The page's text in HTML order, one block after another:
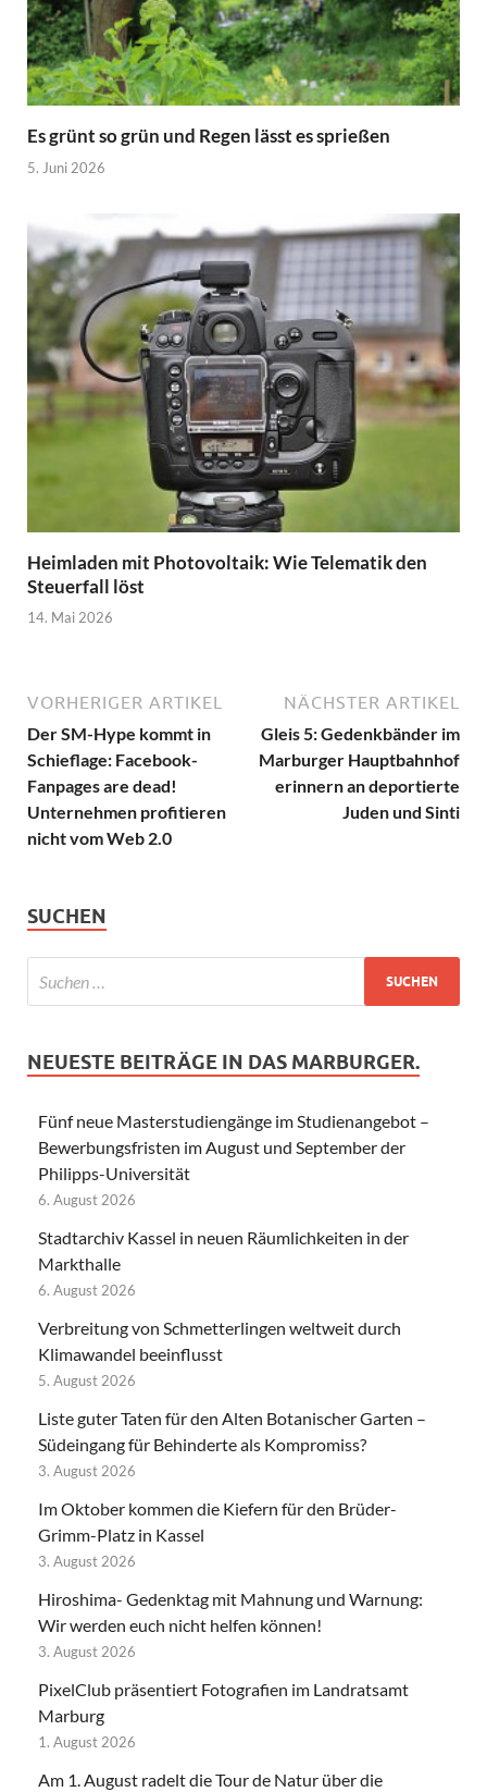
Es grünt so grün und Regen lässt es sprießen
5. Juni 2026
Heimladen mit Photovoltaik: Wie Telematik den
Steuerfall löst
14. Mai 2026
VORHERIGER ARTIKEL
Der SM-Hype kommt in
Schieflage: Facebook-
Fanpages are dead!
Unternehmen profitieren
nicht vom Web 2.0
NÄCHSTER ARTIKEL
Gleis 5: Gedenkbänder im
Marburger Hauptbahnhof
erinnern an deportierte
Juden und Sinti
SUCHEN
NEUESTE BEITRÄGE IN DAS MARBURGER.
Fünf neue Masterstudiengänge im Studienangebot –
Bewerbungsfristen im August und September der
Philipps-Universität
6. August 2026
Stadtarchiv Kassel in neuen Räumlichkeiten in der
Markthalle
6. August 2026
Verbreitung von Schmetterlingen weltweit durch
Klimawandel beeinflusst
5. August 2026
Liste guter Taten für den Alten Botanischer Garten –
Südeingang für Behinderte als Kompromiss?
3. August 2026
Im Oktober kommen die Kiefern für den Brüder-
Grimm-Platz in Kassel
3. August 2026
Hiroshima- Gedenktag mit Mahnung und Warnung:
Wir werden euch nicht helfen können!
3. August 2026
PixelClub präsentiert Fotografien im Landratsamt
Marburg
1. August 2026
Am 1. August radelt die Tour de Natur über die